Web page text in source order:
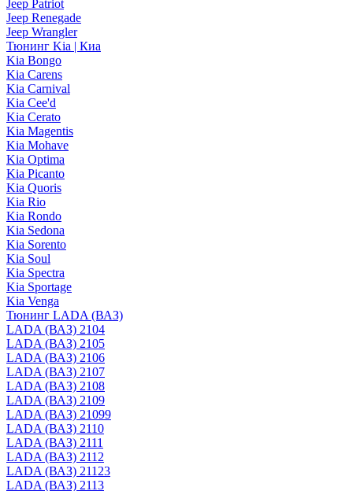
Jeep Patriot
Jeep Renegade
Jeep Wrangler
Тюнинг Kia | Киа
Kia Bongo
Kia Carens
Kia Carnival
Kia Cee'd
Kia Cerato
Kia Magentis
Kia Mohave
Kia Optima
Kia Picanto
Kia Quoris
Kia Rio
Kia Rondo
Kia Sedona
Kia Sorento
Kia Soul
Kia Spectra
Kia Sportage
Kia Venga
Тюнинг LADA (ВАЗ)
LADA (ВАЗ) 2104
LADA (ВАЗ) 2105
LADA (ВАЗ) 2106
LADA (ВАЗ) 2107
LADA (ВАЗ) 2108
LADA (ВАЗ) 2109
LADA (ВАЗ) 21099
LADA (ВАЗ) 2110
LADA (ВАЗ) 2111
LADA (ВАЗ) 2112
LADA (ВАЗ) 21123
LADA (ВАЗ) 2113